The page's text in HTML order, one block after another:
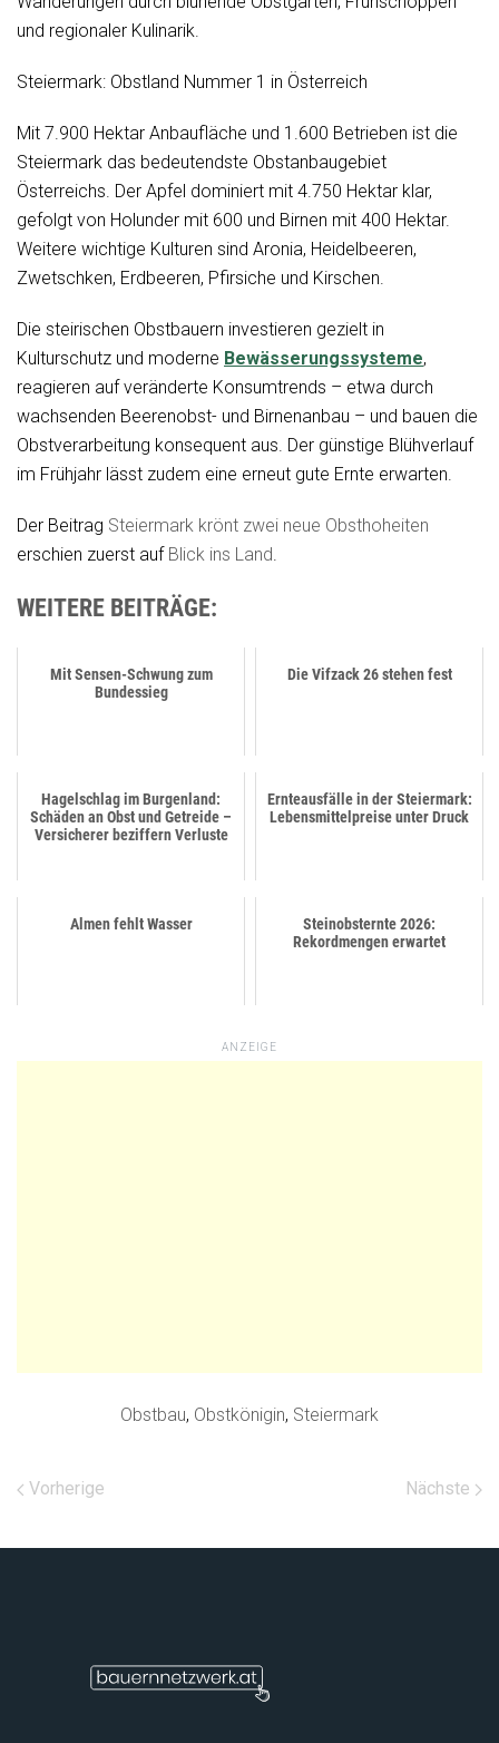
und regionaler Kulinarik.
Steiermark: Obstland Nummer 1 in Österreich
Mit 7.900 Hektar Anbaufläche und 1.600 Betrieben ist die
Steiermark das bedeutendste Obstanbaugebiet
Österreichs. Der Apfel dominiert mit 4.750 Hektar klar,
gefolgt von Holunder mit 600 und Birnen mit 400 Hektar.
Weitere wichtige Kulturen sind Aronia, Heidelbeeren,
Zwetschken, Erdbeeren, Pfirsiche und Kirschen.
Die steirischen Obstbauern investieren gezielt in
Kulturschutz und moderne Bewässerungssysteme,
reagieren auf veränderte Konsumtrends – etwa durch
wachsenden Beerenobst- und Birnenanbau – und bauen die
Obstverarbeitung konsequent aus. Der günstige Blühverlauf
im Frühjahr lässt zudem eine erneut gute Ernte erwarten.
Der Beitrag Steiermark krönt zwei neue Obsthoheiten
erschien zuerst auf Blick ins Land.
WEITERE BEITRÄGE:
Mit Sensen-Schwung zum
Bundessieg
Die Vifzack 26 stehen fest
Hagelschlag im Burgenland:
Schäden an Obst und Getreide –
Versicherer beziffern Verluste
Ernteausfälle in der Steiermark:
Lebensmittelpreise unter Druck
Almen fehlt Wasser
Steinobsternte 2026:
Rekordmengen erwartet
ANZEIGE
Obstbau, Obstkönigin, Steiermark
Vorherige Nächste